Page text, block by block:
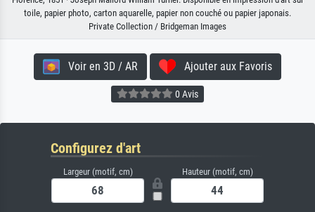
toile, papier photo, carton aquarelle, papier non couché ou papier japonais.
Private Collection / Bridgeman Images
Voir en 3D / AR Ajouter aux Favoris
0 Avis
Configurez d'art
Largeur (motif, cm) Hauteur (motif, cm)